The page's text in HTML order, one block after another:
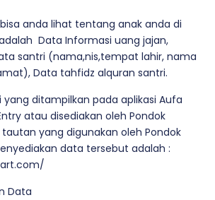
anda lihat tentang anak anda di
Data Informasi uang jajan,
santri (nama,nis,tempat lahir, nama
Data tahfidz alquran santri.
ditampilkan pada aplikasi Aufa
atau disediakan oleh Pondok
yang digunakan oleh Pondok
data tersebut adalah :
Data